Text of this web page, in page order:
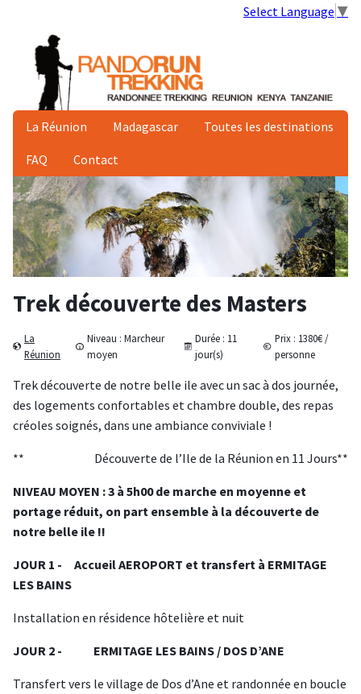
Select Language ▼
La Réunion Madagascar Toutes les destinations
FAQ Contact
Trek découverte des Masters
La
Réunion
Niveau : Marcheur
moyen
Durée : 11
jour(s)
Prix : 1380€ /
personne
T rek découverte de notre belle ile avec un sac à dos journée,
des logements confortables et chambre double, des repas
créoles soignés, dans une ambiance conviviale !
** Découverte de l’Ile de la Réunion en 11 Jours**
NIVEAU MOYEN : 3 à 5h00 de marche en moyenne et
portage réduit, on part ensemble à la découverte de
notre belle ile !!
JOUR 1 - Accueil AEROPORT et transfert à ERMITAGE
LES BAINS
Installation en résidence hôtelière et nuit
JOUR 2 - ERMITAGE LES BAINS / DOS D’ANE
Transfert vers le village de Dos d’Ane et randonnée en boucle